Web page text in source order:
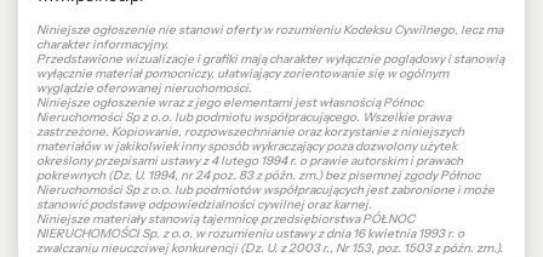
Niniejsze ogłoszenie nie stanowi oferty w rozumieniu Kodeksu Cywilnego, lecz ma
charakter informacyjny.
Przedstawione wizualizacje i grafiki mają charakter wyłącznie poglądowy i stanowią
wyłącznie materiał pomocniczy, ułatwiający zorientowanie się w ogólnym
wyglądzie oferowanej nieruchomości.
Niniejsze ogłoszenie wraz z jego elementami jest własnością Północ
Nieruchomości Sp z o.o. lub podmiotu współpracującego. Wszelkie prawa
zastrzeżone. Kopiowanie, rozpowszechnianie oraz korzystanie z niniejszych
materiałów w jakikolwiek inny sposób wykraczający poza dozwolony użytek
określony przepisami ustawy z 4 lutego 1994 r. o prawie autorskim i prawach
pokrewnych (Dz. U. 1994, nr 24 poz. 83 z późn. zm.) bez pisemnej zgody Północ
Nieruchomości Sp z o.o. lub podmiotów współpracujących jest zabronione i może
stanowić podstawę odpowiedzialności cywilnej oraz karnej.
Niniejsze materiały stanowią tajemnicę przedsiębiorstwa PÓŁNOC
NIERUCHOMOŚCI Sp. z o.o. w rozumieniu ustawy z dnia 16 kwietnia 1993 r. o
zwalczaniu nieuczciwej konkurencji (Dz. U. z 2003 r., Nr 153, poz. 1503 z późn. zm.).